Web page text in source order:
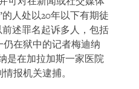
人处以20年以下有期徒
述罪名起诉多人，包括
在狱中的记者梅迪纳
纳是在加拉加斯一家医院
报机关逮捕。